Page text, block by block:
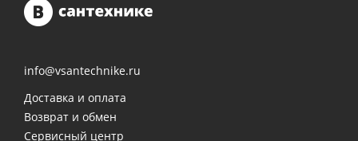
info@vsantechnike.ru
Доставка и оплата
Возврат и обмен
Сервисный центр